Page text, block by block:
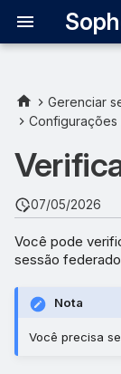
Gerenciar
Configurações
07/05/2026
Você pode
sessão
Nota
Você precisa